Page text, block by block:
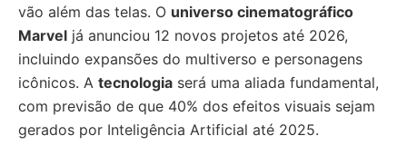
vão além das telas. O universo cinematográfico
Marvel já anunciou 12 novos projetos até 2026,
incluindo expansões do multiverso e personagens
icônicos. A tecnologia será uma aliada fundamental,
com previsão de que 40% dos efeitos visuais sejam
gerados por Inteligência Artificial até 2025.